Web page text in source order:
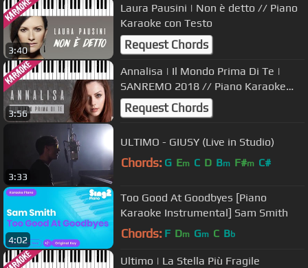
3:40
Laura Pausini | Non è detto // Piano
Karaoke con Testo
Request Chords
3:56
Annalisa | Il Mondo Prima Di Te |
SANREMO 2018 // Piano Karaoke
con Testo
Request Chords
3:33
ULTIMO - GIUSY (Live in Studio)
Chords: G Em C D Bm F#m C#
4:02
Too Good At Goodbyes [Piano
Karaoke Instrumental] Sam Smith
Chords: F Dm Gm C Bb
Ultimo | La Stella Più Fragile